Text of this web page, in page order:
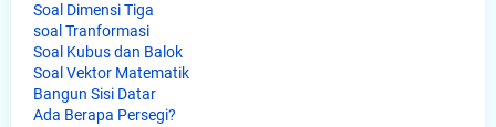
Soal Dimensi Tiga
soal Tranformasi
Soal Kubus dan Balok
Soal Vektor Matematik
Bangun Sisi Datar
Ada Berapa Persegi?